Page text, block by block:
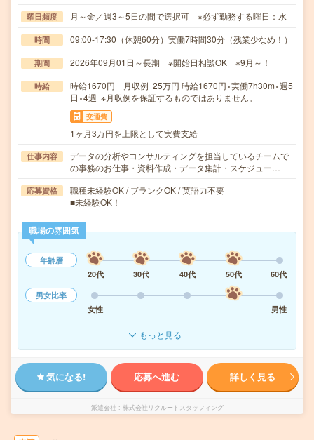
曜日頻度 月～金／週3～5日の間で選択可 ※必ず勤務する曜日：水
時間 09:00-17:30（休憩60分）実働7時間30分（残業少なめ！）
期間 2026年09月01日～長期 ※開始日相談OK ※9月～！
時給
時給1670円 月収例 25万円 時給1670円×実働7h30m×週5
日×4週 ※月収例を保証するものではありません。
交通費
1ヶ月3万円を上限として実費支給
仕事内容
データの分析やコンサルティングを担当しているチームで
の事務のお仕事・資料作成・データ集計・スケジュー…
応募資格
職種未経験OK / ブランクOK / 英語力不要
■未経験OK！
職場の雰囲気
年齢層
20代
30代 40代 50代
60代
男女比率
女性
男性
もっと見る
気になる! 応募へ進む 詳しく見る
派遣会社 株式会社リクルートスタッフィング